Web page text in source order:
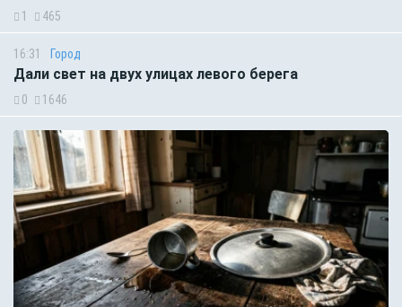
1 465
16:31 Город
Дали свет на двух улицах левого берега
0 1646